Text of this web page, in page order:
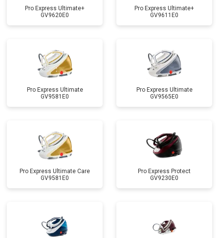
Pro Express Ultimate+
GV9620E0
Pro Express Ultimate+
GV9611E0
Pro Express Ultimate
GV9581E0
Pro Express Ultimate
GV9565E0
Pro Express Ultimate Care
GV9581E0
Pro Express Protect
GV9230E0